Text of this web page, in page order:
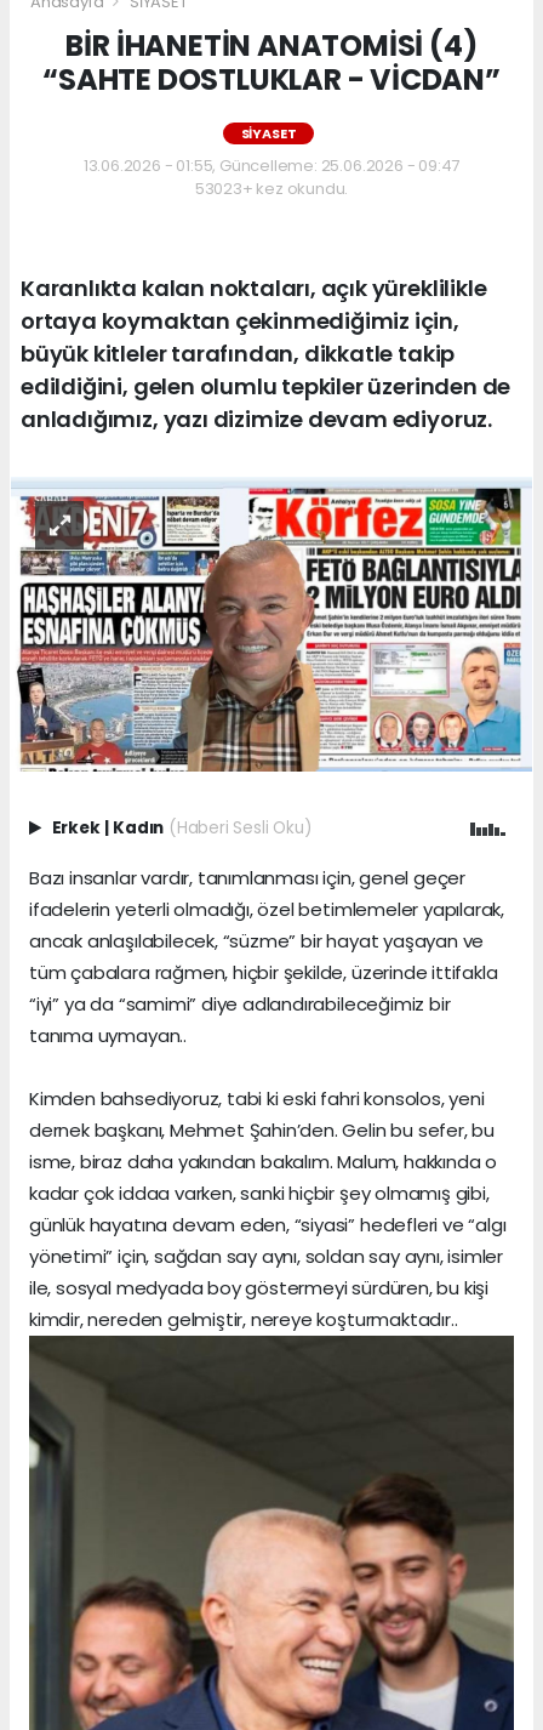
BİR İHANETİN ANATOMİSİ (4)
“SAHTE DOSTLUKLAR - VİCDAN”
SİYASET
13.06.2026 - 01:55, Güncelleme: 25.06.2026 - 09:47
53023+ kez okundu.
Karanlıkta kalan noktaları, açık yüreklilikle
ortaya koymaktan çekinmediğimiz için,
büyük kitleler tarafından, dikkatle takip
edildiğini, gelen olumlu tepkiler üzerinden de
anladığımız, yazı dizimize devam ediyoruz.
Erkek | Kadın (Haberi Sesli Oku)
Bazı insanlar vardır, tanımlanması için, genel geçer
ifadelerin yeterli olmadığı, özel betimlemeler yapılarak,
ancak anlaşılabilecek, “süzme” bir hayat yaşayan ve
tüm çabalara rağmen, hiçbir şekilde, üzerinde ittifakla
“iyi” ya da “samimi” diye adlandırabileceğimiz bir
tanıma uymayan..
Kimden bahsediyoruz, tabi ki eski fahri konsolos, yeni
dernek başkanı, Mehmet Şahin’den. Gelin bu sefer, bu
isme, biraz daha yakından bakalım. Malum, hakkında o
kadar çok iddaa varken, sanki hiçbir şey olmamış gibi,
günlük hayatına devam eden, “siyasi” hedefleri ve “algı
yönetimi” için, sağdan say aynı, soldan say aynı, isimler
ile, sosyal medyada boy göstermeyi sürdüren, bu kişi
kimdir, nereden gelmiştir, nereye koşturmaktadır..